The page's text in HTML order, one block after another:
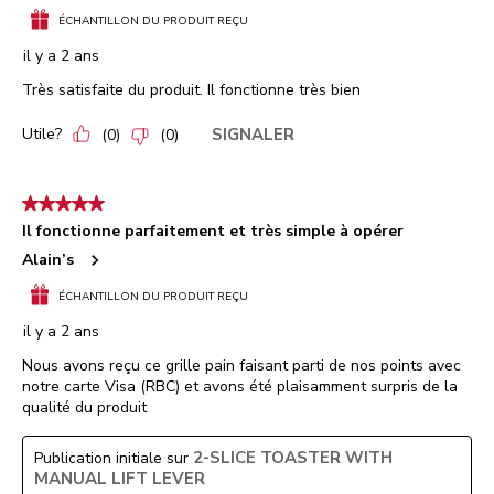
ÉCHANTILLON DU PRODUIT REÇU
il y a 2 ans
Très satisfaite du produit. Il fonctionne très bien
Utile? (0) (0) SIGNALER
5 étoile(s) sur 5.
Il fonctionne parfaitement et très simple à opérer
Alain’s
ÉCHANTILLON DU PRODUIT REÇU
il y a 2 ans
Nous avons reçu ce grille pain faisant parti de nos points avec
notre carte Visa (RBC) et avons été plaisamment surpris de la
qualité du produit
Publication initiale sur 2-SLICE TOASTER WITH
MANUAL LIFT LEVER